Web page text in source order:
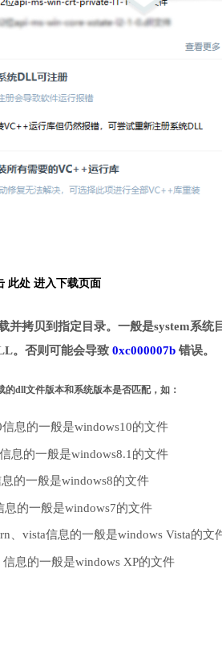
此处 进入下载页面
并拷贝到指定目录。一般是system系
。否则可能会导致 0xc000007b 错误。
dll文件版本和系统版本是否匹配，如：
息的一般是windows10的文件
息的一般是windows8.1的文件
的一般是windows8的文件
的一般是windows7的文件
、vista信息的一般是windows Vista的文
息的一般是windows XP的文件